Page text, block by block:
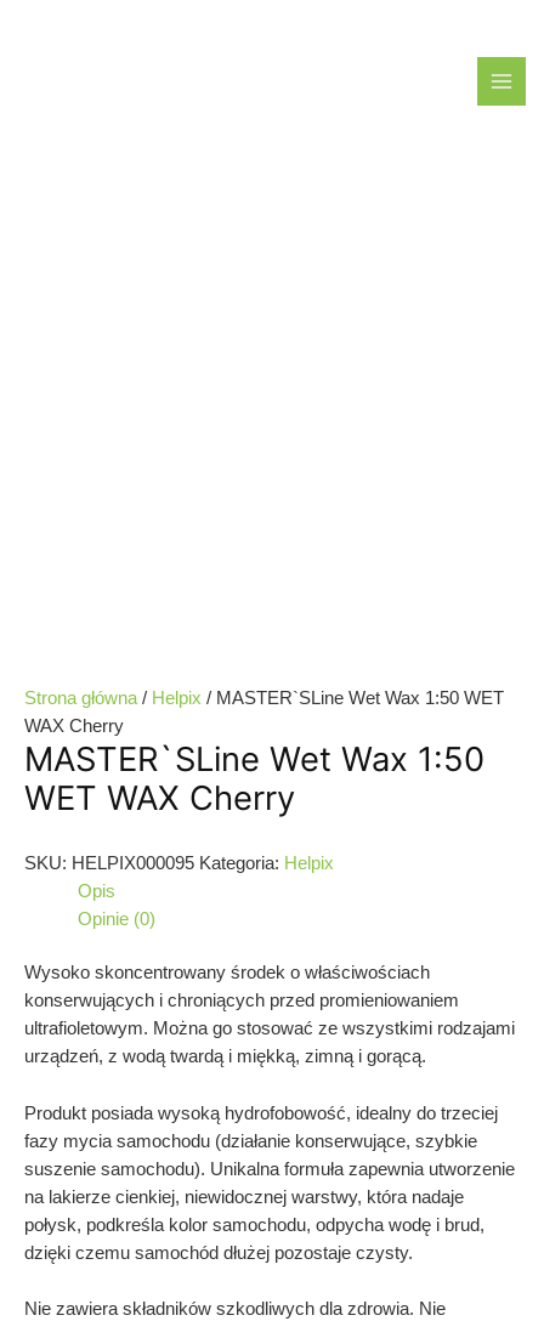
Strona główna / Helpix / MASTER`SLine Wet Wax 1:50 WET
WAX Cherry
MASTER`SLine Wet Wax 1:50
WET WAX Cherry
SKU: HELPIX000095 Kategoria: Helpix
Opis
Opinie (0)
Wysoko skoncentrowany środek o właściwościach
konserwujących i chroniących przed promieniowaniem
ultrafioletowym. Można go stosować ze wszystkimi rodzajami
urządzeń, z wodą twardą i miękką, zimną i gorącą.
Produkt posiada wysoką hydrofobowość, idealny do trzeciej
fazy mycia samochodu (działanie konserwujące, szybkie
suszenie samochodu). Unikalna formuła zapewnia utworzenie
na lakierze cienkiej, niewidocznej warstwy, która nadaje
połysk, podkreśla kolor samochodu, odpycha wodę i brud,
dzięki czemu samochód dłużej pozostaje czysty.
Nie zawiera składników szkodliwych dla zdrowia. Nie